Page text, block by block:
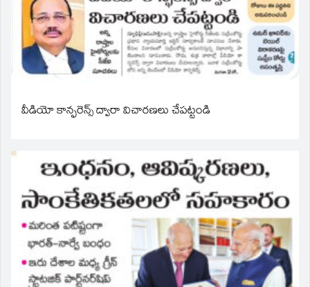
వీడియో కాన్ఫరెన్స్ ద్వారా విచారణలు చేపట్టండి